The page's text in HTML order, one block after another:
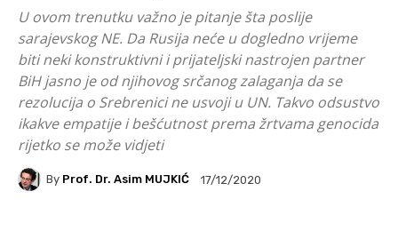
U ovom trenutku važno je pitanje šta poslije
sarajevskog NE. Da Rusija neće u dogledno vrijeme
biti neki konstruktivni i prijateljski nastrojen partner
BiH jasno je od njihovog srčanog zalaganja da se
rezolucija o Srebrenici ne usvoji u UN. Takvo odsustvo
ikakve empatije i bešćutnost prema žrtvama genocida
rijetko se može vidjeti
By Prof. Dr. Asim MUJKIĆ 17/12/2020